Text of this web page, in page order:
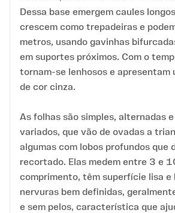
Dessa base emergem caules
crescem como trepadeiras e
metros, usando gavinhas
em suportes próximos. Com o
tornam-se lenhosos e apresentam
de cor cinza.
As folhas são simples, alternadas
variados, que vão de ovadas a
algumas com lobos profundos que
recortado. Elas medem entre 3 e
comprimento, têm superfície lisa e
nervuras bem definidas,
e sem pelos, característica que